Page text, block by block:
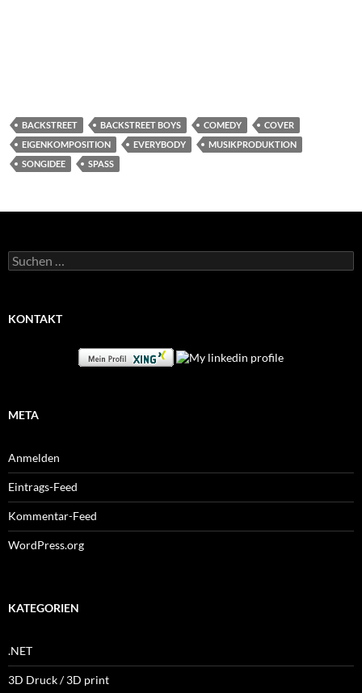
BACKSTREET BACKSTREET BOYS COMEDY
COVER
EIGENKOMPOSITION
EVERYBODY
MUSIKPRODUKTION
SONGIDEE
SPASS
Suchen
nach:
KONTAKT
META
Anmelden
Eintrags-Feed
Kommentar-Feed
WordPress.org
KATEGORIEN
.NET
3D Druck / 3D print